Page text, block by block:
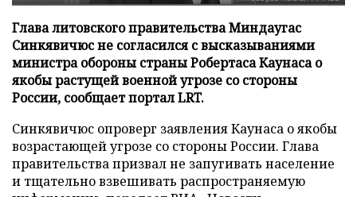
Глава литовского правительства Миндаугас
Синкявичюс не согласился с высказываниями
министра обороны страны Робертаса Каунаса о
якобы растущей военной угрозе со стороны
России, сообщает портал LRT.
Синкявичюс опроверг заявления Каунаса о якобы
возрастающей угрозе со стороны России. Глава
правительства призвал не запугивать население
и тщательно взвешивать распространяемую